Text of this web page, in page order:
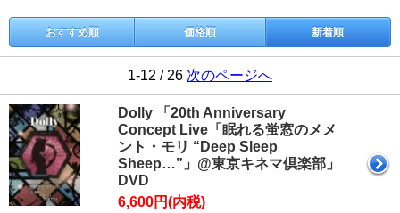
おすすめ順 価格順 新着順
1-12 / 26 次のページへ
Dolly 「20th Anniversary
Concept Live「眠れる蛍窓のメメ
ント・モリ “Deep Sleep
Sheep…”」@東京キネマ倶楽部」
DVD
6,600円(内税)